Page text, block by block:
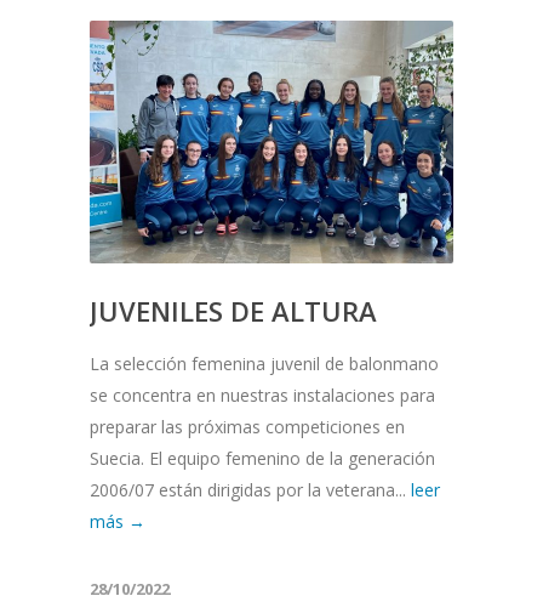
JUVENILES DE ALTURA
La selección femenina juvenil de balonmano
se concentra en nuestras instalaciones para
preparar las próximas competiciones en
Suecia. El equipo femenino de la generación
2006/07 están dirigidas por la veterana... leer
más →
28/10/2022